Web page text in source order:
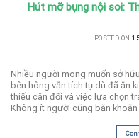
Hút mỡ bụng nội soi:
POSTED ON
Nhiều người mong muốn sở
bên hông vẫn tích tụ dù đã ăn
thiếu cân đối và việc lựa chọn
Không ít người cũng băn khoăn